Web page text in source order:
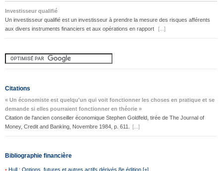
Investisseur qualifié
Un investisseur qualifié est un investisseur à prendre la mesure des risques afférents
aux divers instruments financiers et aux opérations en rapport
[...]
Citations
« Un économiste est quelqu'un qui voit fonctionner les choses en pratique et se
demande si elles pourraient fonctionner en théorie »
Citation de l'ancien conseiller économique Stephen Goldfeld, tirée de The Journal of
Money, Credit and Banking, Novembre 1984, p. 611.
[...]
Bibliographie financière
• Hull : Options, futures et autres actifs dérivés 8e édition [+]